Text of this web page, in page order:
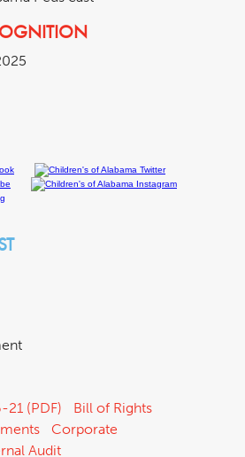
(PDF)
Bill of Rights
Corporate
Audit